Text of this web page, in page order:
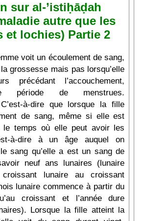
sur al-’istiḥāḍah
autre que les
et lochies) Partie 2
voit un écoulement de sang,
grossesse mais pas lorsqu’elle
précédant l’accouchement,
période de menstrues.
à-dire que lorsque la fille
de sang, même si elle est
le temps où elle peut avoir les
à-dire à un âge auquel on
sang qu’elle a est un sang de
neuf ans lunaires (lunaire
lunaire au croissant
lunaire commence à partir du
croissant et l’année dure
Lorsque la fille atteint la